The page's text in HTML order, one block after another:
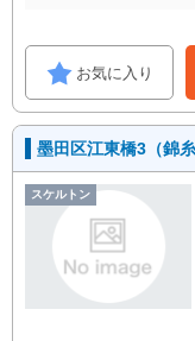
お気に入り
墨田区江東橋3（錦
スケルトン